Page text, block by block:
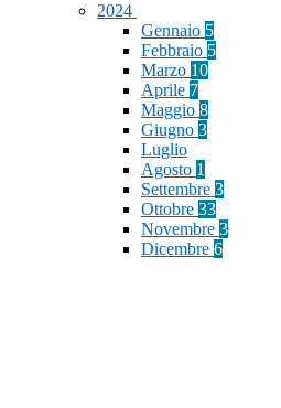
2024
Gennaio 5
Febbraio 5
Marzo 10
Aprile 7
Maggio 8
Giugno 3
Luglio
Agosto 1
Settembre 3
Ottobre 33
Novembre 3
Dicembre 6